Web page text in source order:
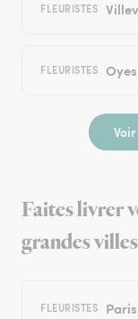
FLEURISTES
FLEURISTES Oyes
Faites livrer
grandes
FLEURISTES Paris